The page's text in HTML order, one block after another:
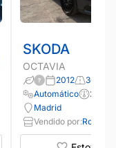
SKODA
OCTAVIA
2012
Automático
200
Madrid
Vendido por: